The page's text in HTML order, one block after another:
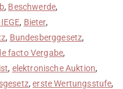
, Beschwerde,
, Bieter,
, Bundesberggesetz,
facto Vergabe,
, elektronische Auktion,
,erste Wertungsstufe,